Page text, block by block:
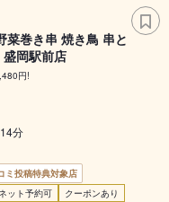
菜巻き串 焼き鳥 串と
岡駅前店
円!
分
ミ投稿特典対象店
ット予約可 クーポンあり